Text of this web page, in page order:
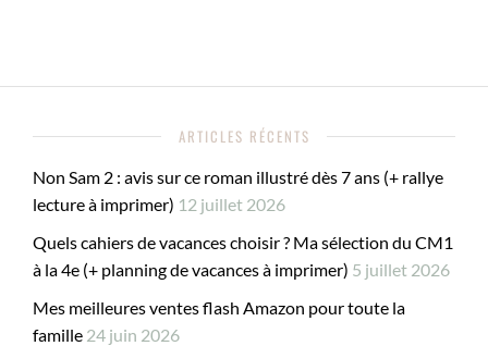
ARTICLES RÉCENTS
Non Sam 2 : avis sur ce roman illustré dès 7 ans (+ rallye
lecture à imprimer) 12 juillet 2026
Quels cahiers de vacances choisir ? Ma sélection du CM1
à la 4e (+ planning de vacances à imprimer) 5 juillet 2026
Mes meilleures ventes flash Amazon pour toute la
famille 24 juin 2026